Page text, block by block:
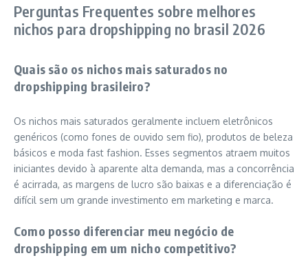
Perguntas Frequentes sobre melhores
nichos para dropshipping no brasil 2026
Quais são os nichos mais saturados no
dropshipping brasileiro?
Os nichos mais saturados geralmente incluem eletrônicos
genéricos (como fones de ouvido sem fio), produtos de beleza
básicos e moda fast fashion. Esses segmentos atraem muitos
iniciantes devido à aparente alta demanda, mas a concorrência
é acirrada, as margens de lucro são baixas e a diferenciação é
difícil sem um grande investimento em marketing e marca.
Como posso diferenciar meu negócio de
dropshipping em um nicho competitivo?